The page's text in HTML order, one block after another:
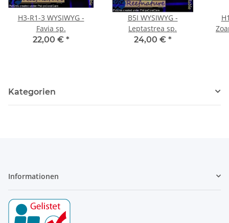
H3-R1-3 WYSIWYG -
Favia sp.
22,00 € *
B5I WYSIWYG -
Leptastrea sp.
24,00 € *
Kategorien
Informationen